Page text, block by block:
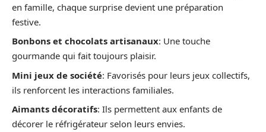
en famille, chaque surprise devient une préparation
festive.
Bonbons et chocolats artisanaux: Une touche
gourmande qui fait toujours plaisir.
Mini jeux de société: Favorisés pour leurs jeux collectifs,
ils renforcent les interactions familiales.
Aimants décoratifs: Ils permettent aux enfants de
décorer le réfrigérateur selon leurs envies.